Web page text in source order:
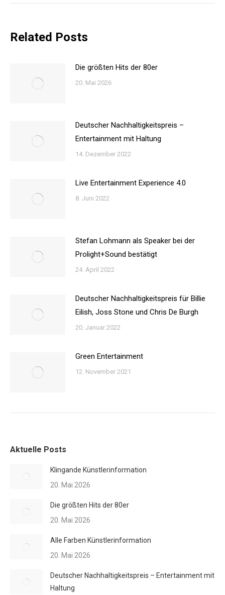
Related Posts
Die größten Hits der 80er
20. Mai 2026
Deutscher Nachhaltigkeitspreis –
Entertainment mit Haltung
14. Dezember 2022
Live Entertainment Experience 4.0
8. Juni 2022
Stefan Lohmann als Speaker bei der
Prolight+Sound bestätigt
24. April 2022
Deutscher Nachhaltigkeitspreis für Billie
Eilish, Joss Stone und Chris De Burgh
20. Januar 2022
Green Entertainment
12. November 2021
Aktuelle Posts
Klingande Künstlerinformation
20. Mai 2026
Die größten Hits der 80er
20. Mai 2026
Alle Farben Künstlerinformation
20. Mai 2026
Deutscher Nachhaltigkeitspreis – Entertainment mit
Haltung